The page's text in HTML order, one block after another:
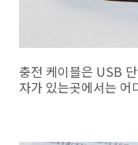
충전 케이블은 USB
자가 있는곳에서는 어